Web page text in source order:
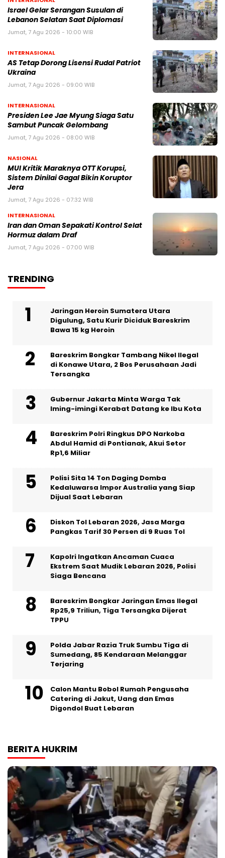
Israel Gelar Serangan Susulan di
Lebanon Selatan Saat Diplomasi
Jumat, 7 Agu 2026 - 10:00 WIB
INTERNASIONAL
AS Tetap Dorong Lisensi Rudal Patriot
Ukraina
Jumat, 7 Agu 2026 - 09:00 WIB
INTERNASIONAL
Presiden Lee Jae Myung Siaga Satu
Sambut Puncak Gelombang
Jumat, 7 Agu 2026 - 08:00 WIB
NASIONAL
MUI Kritik Maraknya OTT Korupsi,
Sistem Dinilai Gagal Bikin Koruptor
Jera
Jumat, 7 Agu 2026 - 07:32 WIB
INTERNASIONAL
Iran dan Oman Sepakati Kontrol Selat
Hormuz dalam Draf
Jumat, 7 Agu 2026 - 07:00 WIB
TRENDING
Jaringan Heroin Sumatera Utara
Digulung, Satu Kurir Diciduk Bareskrim
Bawa 15 kg Heroin
Bareskrim Bongkar Tambang Nikel Ilegal
di Konawe Utara, 2 Bos Perusahaan Jadi
Tersangka
Gubernur Jakarta Minta Warga Tak
Iming-imingi Kerabat Datang ke Ibu Kota
Bareskrim Polri Ringkus DPO Narkoba
Abdul Hamid di Pontianak, Akui Setor
Rp1,6 Miliar
Polisi Sita 14 Ton Daging Domba
Kedaluwarsa Impor Australia yang Siap
Dijual Saat Lebaran
Diskon Tol Lebaran 2026, Jasa Marga
Pangkas Tarif 30 Persen di 9 Ruas Tol
Kapolri Ingatkan Ancaman Cuaca
Ekstrem Saat Mudik Lebaran 2026, Polisi
Siaga Bencana
Bareskrim Bongkar Jaringan Emas Ilegal
Rp25,9 Triliun, Tiga Tersangka Dijerat
TPPU
Polda Jabar Razia Truk Sumbu Tiga di
Sumedang, 85 Kendaraan Melanggar
Terjaring
Calon Mantu Bobol Rumah Pengusaha
Catering di Jakut, Uang dan Emas
Digondol Buat Lebaran
BERITA HUKRIM